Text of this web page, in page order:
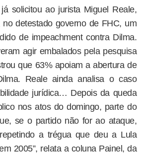
solicitou ao jurista Miguel Reale,
no detestado governo de FHC, um
de impeachment contra Dilma.
agir embalados pela pesquisa
que 63% apoiam a abertura de
Reale ainda analisa o caso
jurídica… Depois da queda
nos atos do domingo, parte do
se o partido não for ao ataque,
a trégua que deu a Lula
2005”, relata a coluna Painel, da